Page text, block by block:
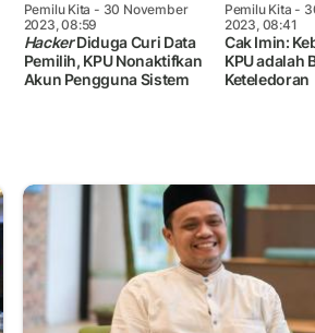
Pemilu Kita - 30 November
2023, 08:59
HackerDiduga Curi Data
Pemilih, KPU Nonaktifkan
Akun Pengguna Sistem
Pemilu Kita -
2023, 08:41
Cak Imin:
KPU adalah
Keteledoran